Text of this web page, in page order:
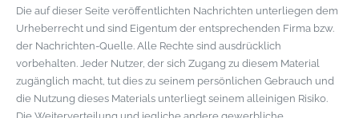
Die auf dieser Seite veröffentlichten Nachrichten unterliegen dem
Urheberrecht und sind Eigentum der entsprechenden Firma bzw.
der Nachrichten-Quelle. Alle Rechte sind ausdrücklich
vorbehalten. Jeder Nutzer, der sich Zugang zu diesem Material
zugänglich macht, tut dies zu seinem persönlichen Gebrauch und
die Nutzung dieses Materials unterliegt seinem alleinigen Risiko.